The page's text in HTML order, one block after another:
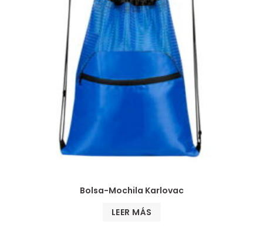
Bolsa-Mochila Karlovac
LEER MÁS